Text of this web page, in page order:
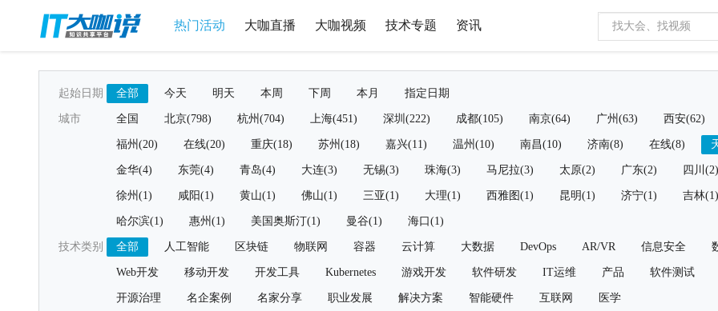
热门活动 大咖直播 大咖视频 技术专题 资讯
起始日期 全部 今天 明天 本周 下周 本月 指定日期
城市 全国 北京(798) 杭州(704) 上海(451) 深圳(222) 成都(105) 南京(64) 广州(63) 西安(62)
福州(20) 在线(20) 重庆(18) 苏州(18) 嘉兴(11) 温州(10) 南昌(10) 济南(8) 在线(8)
金华(4) 东莞(4) 青岛(4) 大连(3) 无锡(3) 珠海(3) 马尼拉(3) 太原(2) 广东(2) 四川(2)
徐州(1) 咸阳(1) 黄山(1) 佛山(1) 三亚(1) 大理(1) 西雅图(1) 昆明(1) 济宁(1) 吉林(1)
哈尔滨(1) 惠州(1) 美国奥斯汀(1) 曼谷(1) 海口(1)
技术类别 全部 人工智能 区块链 物联网 容器 云计算 大数据 DevOps AR/VR 信息安全
Web开发 移动开发 开发工具 Kubernetes 游戏开发 软件研发 IT运维 产品 软件测试
开源治理 名企案例 名家分享 职业发展 解决方案 智能硬件 互联网 医学